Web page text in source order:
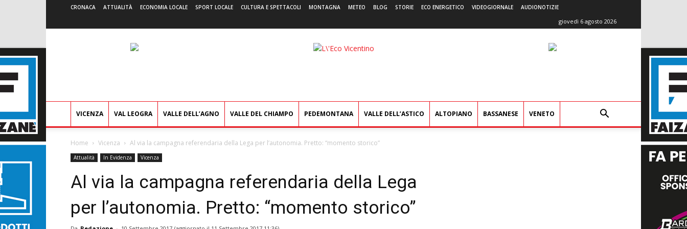
CRONACA ATTUALITÀ ECONOMIA LOCALE SPORT LOCALE CULTURA E SPETTACOLI MONTAGNA METEO BLOG STORIE ECO ENERGETICO VIDEOGIORNALE AUDIONOTIZIE
giovedì 6 agosto 2026
L'Eco
VICENZA VAL LEOGRA VALLE DELL’AGNO VALLE DEL CHIAMPO PEDEMONTANA VALLE DELL’ASTICO ALTOPIANO BASSANESE VENETO
Home Vicenza Al via la campagna referendaria della Lega per l’autonomia. Pretto: “momento storico”
Attualità In Evidenza Vicenza
Al via la campagna referendaria della Lega
per l’autonomia. Pretto: “momento storico”